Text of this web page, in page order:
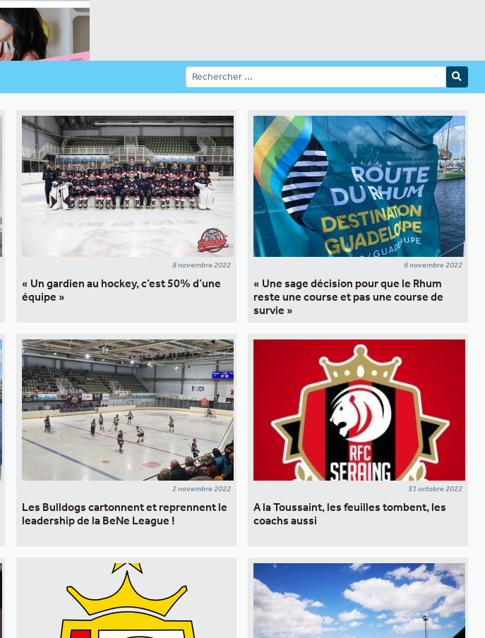
8 novembre 2022
« Un gardien au hockey, c’est 50% d’une
équipe »
6 novembre 2022
« Une sage décision pour que le Rhum
reste une course et pas une course de
survie »
2 novembre 2022
Les Bulldogs cartonnent et reprennent le
leadership de la BeNe League !
31 octobre 2022
A la Toussaint, les feuilles tombent, les
coachs aussi